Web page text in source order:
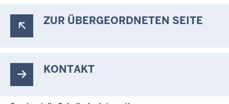
ZUR ÜBERGEORDNETEN SEITE
KONTAKT